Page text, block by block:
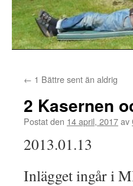
till
innehåll
← 1 Bättre sent än aldrig
2 Kasernen
Postat den 14 april, 2017av
2013.01.13
Inlägget ingår i